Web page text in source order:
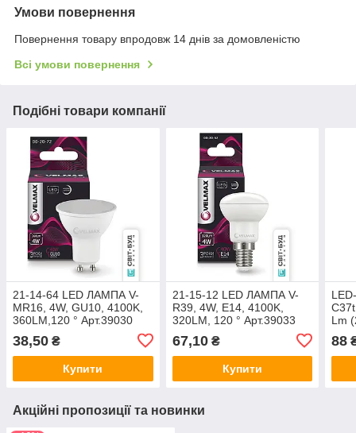
Умови повернення
Повернення товару впродовж 14 днів за домовленістю
Всі умови повернення
Подібні товари компанії
21-14-64 LED ЛАМПА V-
MR16, 4W, GU10, 4100K,
360LM,120 ° Арт.39030
38,50 ₴
Купити
21-15-12 LED ЛАМПА V-
R39, 4W, E14, 4100K,
320LM, 120 ° Арт.39033
67,10₴
Купити
Lm
88
Акційні пропозиції та новинки